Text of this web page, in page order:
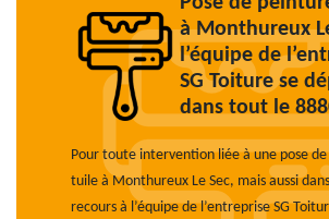
à Monthureux
l’équipe de
SG Toiture se
dans tout le
Pour toute intervention liée à une pose
tuile à Monthureux Le Sec, mais aussi
recours à l’équipe de l’entreprise SG